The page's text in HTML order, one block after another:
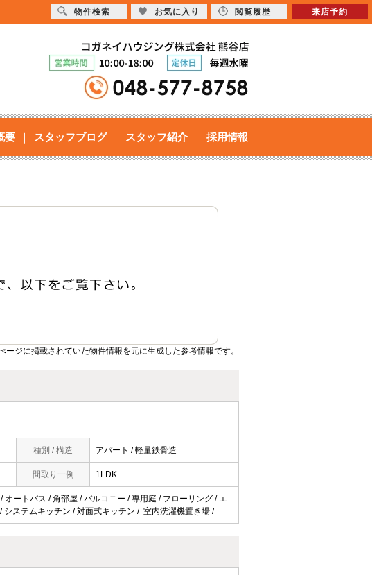
要 スタッフブログ スタッフ紹介 採用情報
ジに掲載されていた物件情報を元に生成した参考情報です。
種別 / 構造 アパート / 軽量鉄骨造
間取り一例 1LDK
ートバス / 角部屋 / バルコニー / 専用庭 / フローリング / エ
システムキッチン / 対面式キッチン / 室内洗濯機置き場 /
物件検索 お気に入り 閲覧履歴 来店予約